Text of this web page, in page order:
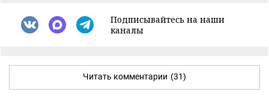
Подписывайтесь на наши
каналы
Читать комментарии (31)